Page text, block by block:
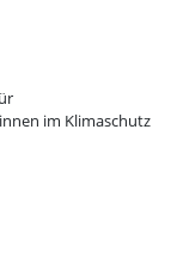
im Klimaschutz